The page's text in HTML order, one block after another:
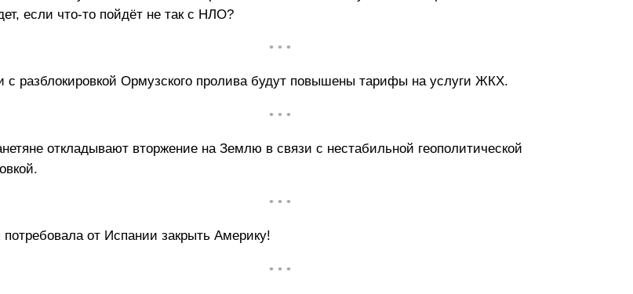
если что-то пойдёт не так с НЛО?
• • •
с разблокировкой Ормузского пролива будут повышены тарифы на услуги ЖКХ.
• • •
откладывают вторжение на Землю в связи с нестабильной геополитической
• • •
потребовала от Испании закрыть Америку!
• • •